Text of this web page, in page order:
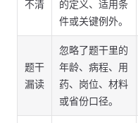
不清
的定义、适用条
件或关键例外。
题干
漏读
忽略了题干里的
年龄、病程、用
药、岗位、材料
或省份口径。